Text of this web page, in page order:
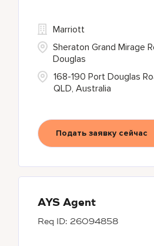
168-190 Port Douglas
QLD, Australia
Marriott
Sheraton Grand Mirage
Douglas
Подать заявку сейчас
AYS Agent
26094858